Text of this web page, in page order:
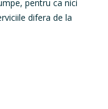
pentru ca nici
difera de la